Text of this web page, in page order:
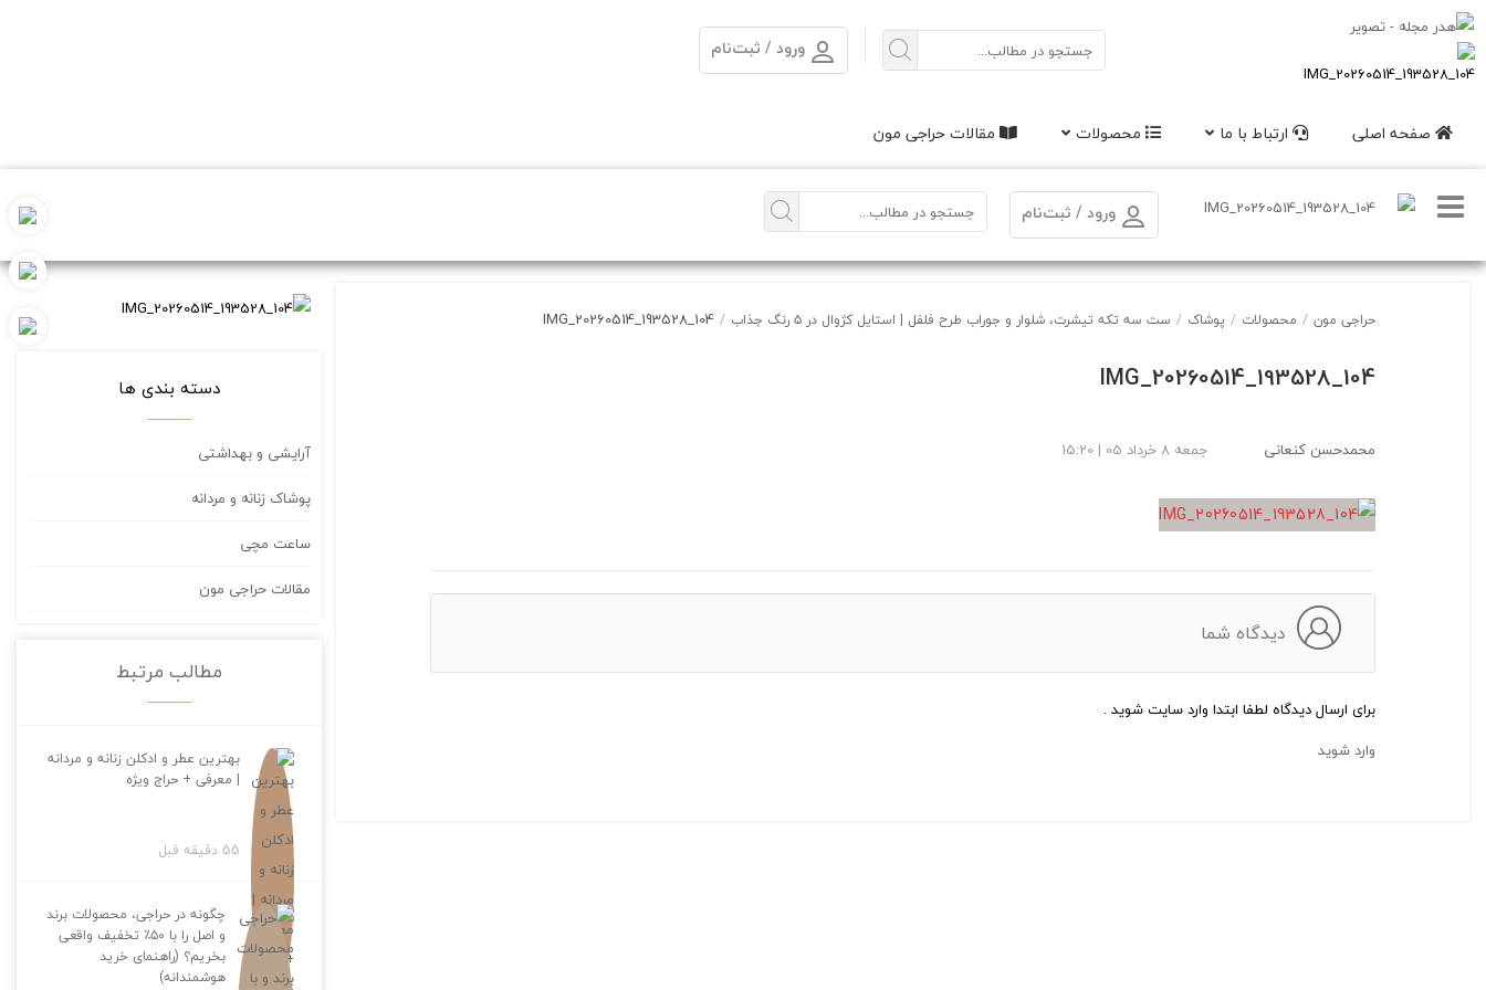
ورود / ثبت‌نام
صفحه اصلی ارتباط با ما محصولات مقالات حراجی مون
ورود / ثبت‌نام
حراجی مون / محصولات / پوشاک / ست سه تکه تیشرت، شلوار و جوراب طرح فلفل | استایل کژوال در ۵ رنگ جذاب /
IMG_20260514_193528_104
IMG_20260514_193528_104
محمدحسن کنعانی جمعه 8 خرداد 05 | 15:20
دیدگاه شما
برای ارسال دیدگاه لطفا ابتدا وارد سایت شوید .
وارد شوید
دسته بندی ها
آرایشی و بهداشتی
پوشاک زنانه و مردانه
ساعت مچی
مقالات حراجی مون
مطالب مرتبط
بهترین عطر و ادکلن زنانه و مردانه
| معرفی + حراج ویژه
55 دقیقه قبل
چگونه در حراجی، محصولات برند
و اصل را با ۵۰٪ تخفیف واقعی
بخریم؟ (راهنمای خرید
هوشمندانه)